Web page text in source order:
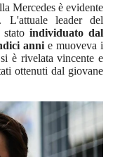
Mercedes è evidente
L'attuale leader del
individuato dal
anni e muoveva i
è rivelata vincente e
ottenuti dal giovane